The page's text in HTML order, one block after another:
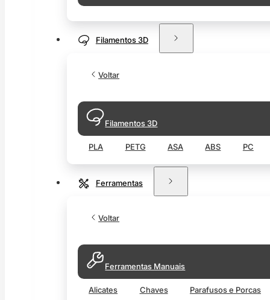
Filamentos 3D
Voltar
Filamentos 3D
PLA PETG ASA ABS PC
Ferramentas
Voltar
Ferramentas Manuais
Alicates Chaves Parafusos e Porcas